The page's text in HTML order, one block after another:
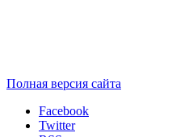
Полная версия сайта
Facebook
Twitter